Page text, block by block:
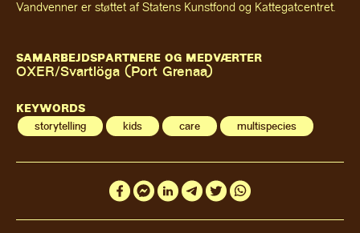
Vandvenner er støttet af Statens Kunstfond og Kattegatcentret.
SAMARBEJDSPARTNERE OG MEDVÆRTER
OXER/Svartlöga (Port Grenaa)
KEYWORDS
storytelling kids care multispecies